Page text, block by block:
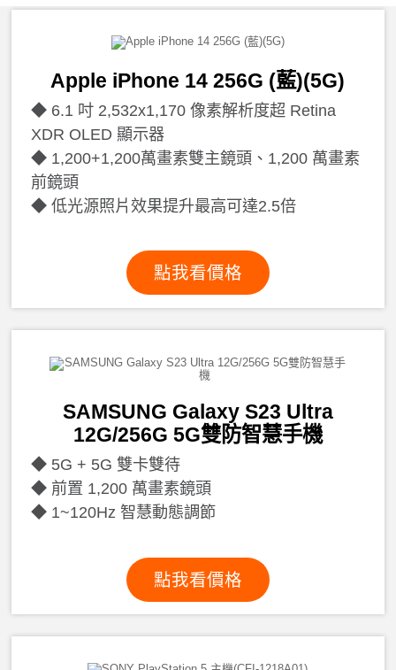
Apple iPhone 14 256G (藍)(5G)
6.1 吋 2,532x1,170 像素解析度超 Retina
XDR OLED 顯示器
1,200+1,200萬畫素雙主鏡頭、1,200 萬畫素
前鏡頭
低光源照片效果提升最高可達2.5倍
點我看價格
SAMSUNG Galaxy S23 Ultra
12G/256G 5G雙防智慧手機
5G + 5G 雙卡雙待
前置 1,200 萬畫素鏡頭
1~120Hz 智慧動態調節
點我看價格